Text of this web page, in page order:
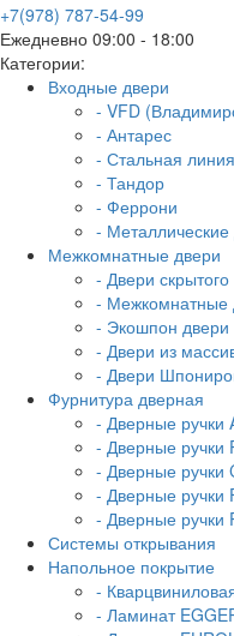
+7(978) 787-54-99
Ежедневно 09:00 - 18:00
Категории:
Входные двери
- VFD
- Антарес
- Стальная линия
- Тандор
- Феррони
- Металлические
Межкомнатные двери
- Двери
- Межкомнатные
- Экошпон двери
- Двери из
- Двери
Фурнитура дверная
- Дверные ручки
- Дверные ручки
- Дверные ручки
- Дверные ручки
- Дверные ручки
Системы открывания
Напольное покрытие
-
- Ламинат